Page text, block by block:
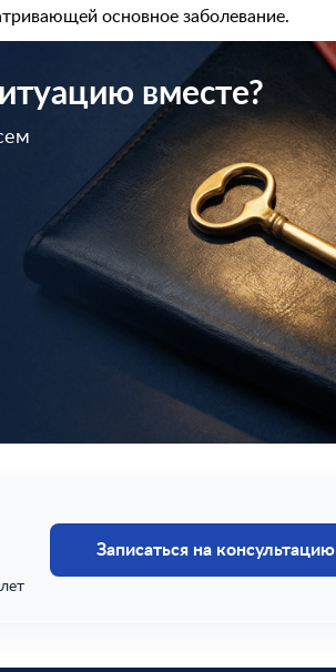
основное заболевание.
вместе?
Записаться на консультацию